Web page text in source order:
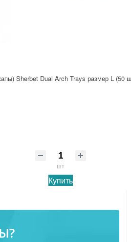
Sherbet Dual Arch Trays размер L (50
шт
Купить